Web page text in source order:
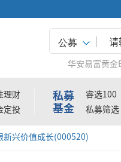
公募
华安易富黄金
理财
定投
私募
基金
睿选100
私募筛选
新兴价值成长(000520)